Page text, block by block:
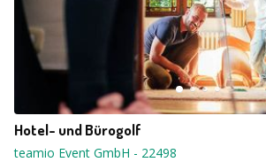
Hotel- und Bürogolf
teamio Event GmbH - 22498